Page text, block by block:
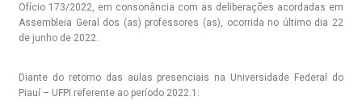
Ofício 173/2022, em consonância com as deliberações acordadas em
Assembleia Geral dos (as) professores (as), ocorrida no último dia 22
de junho de 2022.
Diante do retorno das aulas presenciais na Universidade Federal do
Piauí – UFPI referente ao período 2022.1: